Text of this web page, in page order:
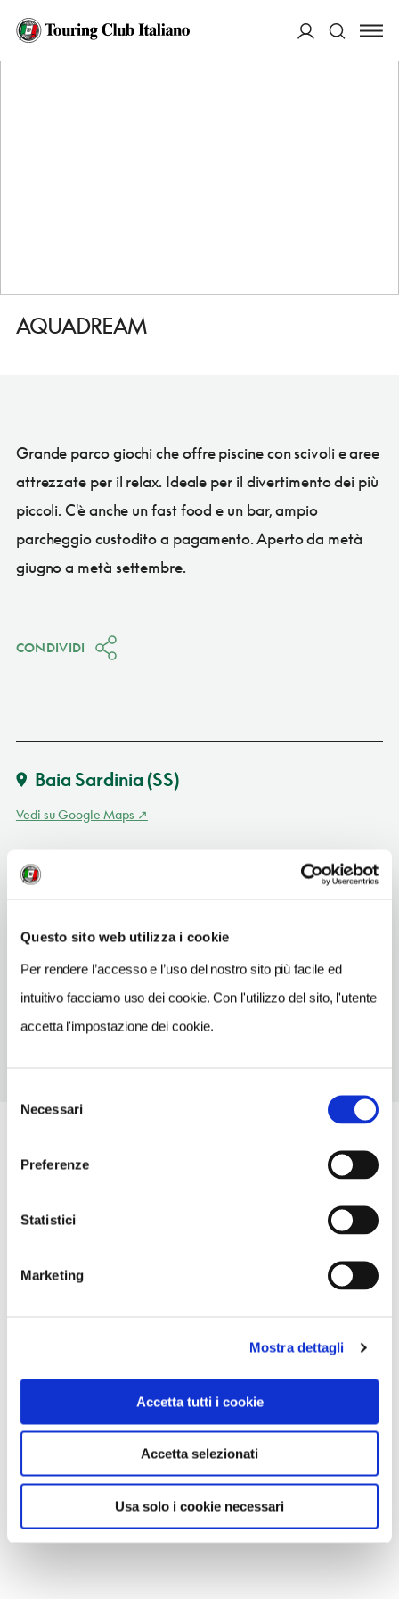
Questo sito web utilizza i cookie
Per rendere l’accesso e l’uso del nostro sito più facile ed
intuitivo facciamo uso dei cookie. Con l'utilizzo del sito, l'utente
accetta l'impostazione dei cookie.
delNecessari
Preferenze
Statistici
Marketing
Mostra dettagli
Accetta tutti i cookie
Accetta selezionati
Usa solo i cookie necessari
HOME
AQUADREAM
Grande parco giochi che offre piscine con scivoli e aree
attrezzate per il relax. Ideale per il divertimento dei più
piccoli. C'è anche un fast food e un bar, ampio
parcheggio custodito a pagamento. Aperto da metà
giugno a metà settembre.
CONDIVIDI
Baia Sardinia (SS)
Vedi su Google Maps
www.aquadream.it
info@aquadream.it
TELEFONO
078999511